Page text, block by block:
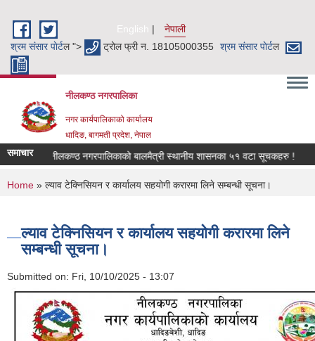
English
नेपाली
श्रम संसार पाेर्टल "> ट्रोल फ्री न. 18105000355 श्रम संसार पाेर्टल
नीलकण्ठ नगरपालिका
नगर कार्यपालिकाको कार्यालय
धादिङ, बागमती प्रदेश, नेपाल
समाचार नीलकण्ठ नगरपालिकाको बालमैत्री स्थानीय शासनका ५१ वटा सूचकहरु !
You are here
Home » ल्याव टेक्निसियन र कार्यालय सहयोगी करारमा लिने सम्बन्धी सूचना।
ल्याव टेक्निसियन र कार्यालय सहयोगी करारमा लिने
सम्बन्धी सूचना।
Submitted on: Fri, 10/10/2025 - 13:07